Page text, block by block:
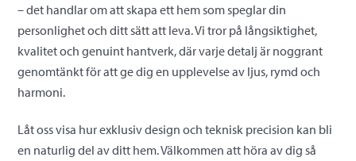
– det handlar om att skapa ett hem som speglar din
personlighet och ditt sätt att leva. Vi tror på långsiktighet,
kvalitet och genuint hantverk, där varje detalj är noggrant
genomtänkt för att ge dig en upplevelse av ljus, rymd och
harmoni.
Låt oss visa hur exklusiv design och teknisk precision kan bli
en naturlig del av ditt hem. Välkommen att höra av dig så